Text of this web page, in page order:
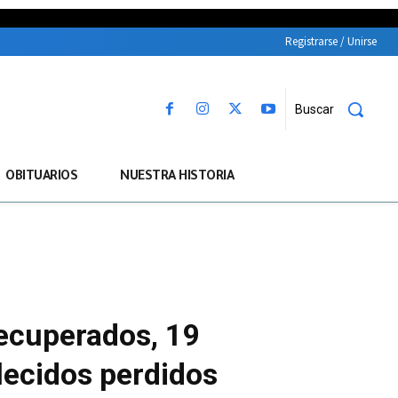
Registrarse / Unirse
Buscar
OBITUARIOS NUESTRA HISTORIA
19
perdidos